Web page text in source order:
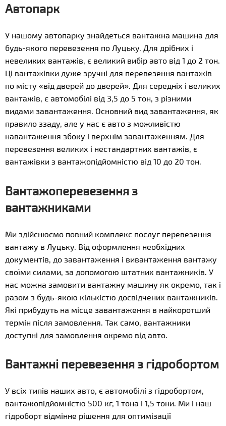
Автопарк
У нашому автопарку знайдеться вантажна машина для
будь-якого перевезення по Луцьку. Для дрібних і
невеликих вантажів, є великий вибір авто від 1 до 2 тон.
Ці вантажівки дуже зручні для перевезення вантажів
по місту «від дверей до дверей». Для середніх і великих
вантажів, є автомобілі від 3,5 до 5 тон, з різними
видами завантаження. Основний вид завантаження, як
правило ззаду, але у нас є авто з можливістю
навантаження збоку і верхнім завантаженням. Для
перевезення великих і нестандартних вантажів, є
вантажівки з вантажопідйомністю від 10 до 20 тон.
Вантажоперевезення з
вантажниками
Ми здійснюємо повний комплекс послуг перевезення
вантажу в Луцьку. Від оформлення необхідних
документів, до завантаження і вивантаження вантажу
своїми силами, за допомогою штатних вантажників. У
нас можна замовити вантажну машину як окремо, так і
разом з будь-якою кількістю досвідчених вантажників.
Які прибудуть на місце завантаження в найкоротший
термін після замовлення. Так само, вантажники
доступні для замовлення окремо від авто.
Вантажні перевезення з гідробортом
У всіх типів наших авто, є автомобілі з гідробортом,
вантажопідйомністю 500 кг, 1 тона і 1,5 тони. Ми і наш
гідроборт відмінне рішення для оптимізації